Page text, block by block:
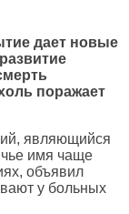
дает новые
поражает
являющийся
имя чаще
объявил
у больных